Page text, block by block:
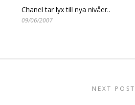
Chanel tar lyx till nya nivåer..
09/06/2007
NEXT POST